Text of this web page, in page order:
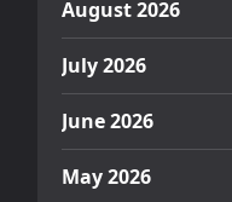
August 2026
July 2026
June 2026
May 2026